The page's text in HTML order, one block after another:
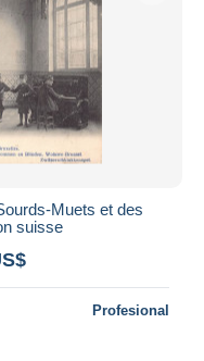
Muets et des
suisse
Profesional